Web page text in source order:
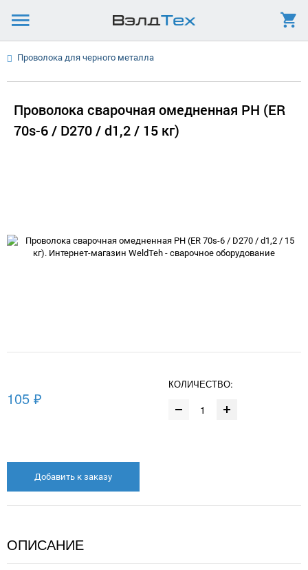
Проволока для черного металла
Проволока сварочная омедненная PH (ER
70s-6 / D270 / d1,2 / 15 кг)
105 ₽
КОЛИЧЕСТВО:
Добавить к заказу
ОПИСАНИЕ